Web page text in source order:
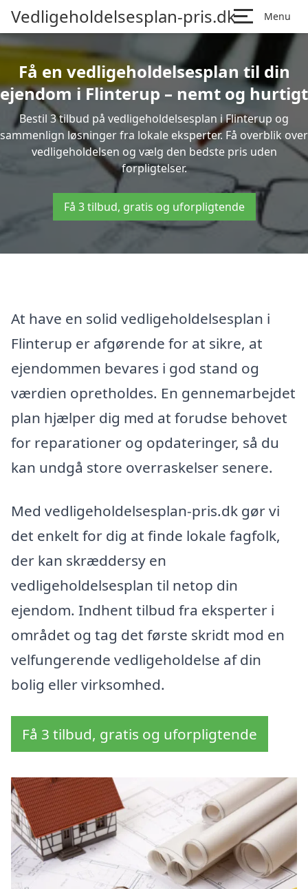
Vedligeholdelsesplan-pris.dk Menu
Få en vedligeholdelsesplan til din
ejendom i Flinterup – nemt og hurtigt
Bestil 3 tilbud på vedligeholdelsesplan i Flinterup og
sammenlign løsninger fra lokale eksperter. Få overblik over
vedligeholdelsen og vælg den bedste pris uden
forpligtelser.
Få 3 tilbud, gratis og uforpligtende
At have en solid vedligeholdelsesplan i
Flinterup er afgørende for at sikre, at
ejendommen bevares i god stand og
værdien opretholdes. En gennemarbejdet
plan hjælper dig med at forudse behovet
for reparationer og opdateringer, så du
kan undgå store overraskelser senere.
Med vedligeholdelsesplan-pris.dk gør vi
det enkelt for dig at finde lokale fagfolk,
der kan skræddersy en
vedligeholdelsesplan til netop din
ejendom. Indhent tilbud fra eksperter i
området og tag det første skridt mod en
velfungerende vedligeholdelse af din
bolig eller virksomhed.
Få 3 tilbud, gratis og uforpligtende